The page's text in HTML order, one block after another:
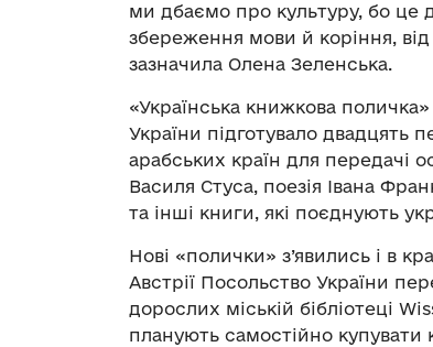
ми дбаємо про культуру, бо це
збереження мови й коріння, від
зазначила Олена Зеленська.
«Українська книжкова
України підготувало двадцять
арабських країн для передачі
Василя Стуса, поезія Івана
та інші книги, які поєднують
Нові «полички» з’явились і в
Австрії Посольство України
дорослих міській бібліотеці
планують самостійно купувати